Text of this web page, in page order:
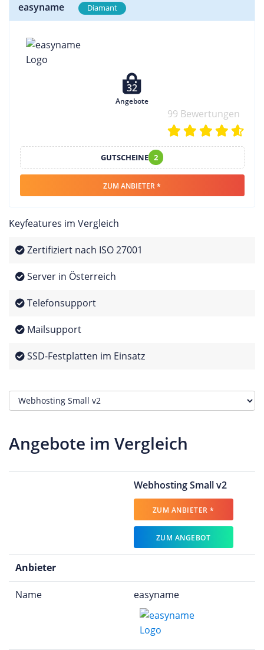
easyname Diamant
32
Angebote
99 Bewertungen
GUTSCHEINE 2
ZUM ANBIETER *
Keyfeatures im Vergleich
Zertifiziert nach ISO 27001
Server in Österreich
Telefonsupport
Mailsupport
SSD-Festplatten im Einsatz
Angebote im Vergleich
Webhosting Small v2
ZUM ANBIETER *
ZUM ANGEBOT
Anbieter
Name easyname